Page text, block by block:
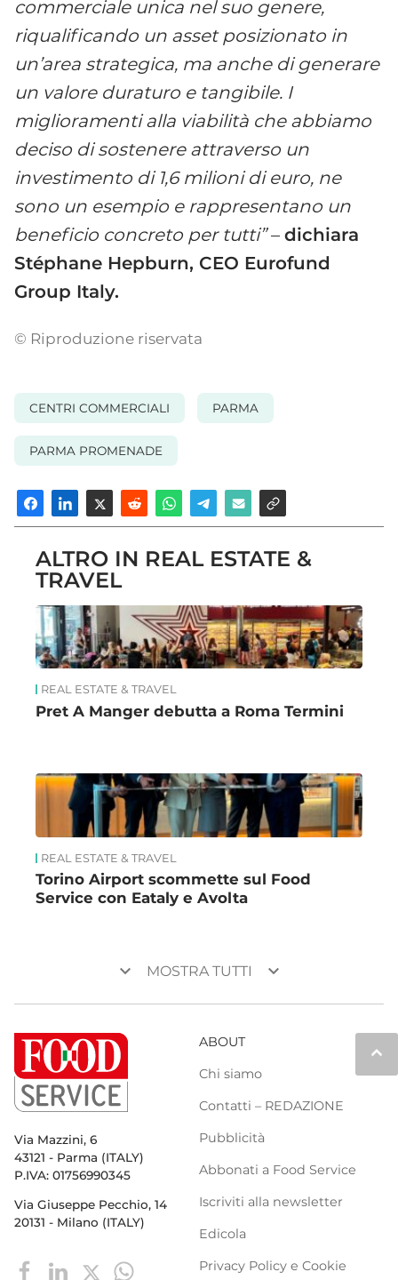
commerciale unica nel suo genere,
riqualificando un asset posizionato in
un’area strategica, ma anche di generare
un valore duraturo e tangibile. I
miglioramenti alla viabilità che abbiamo
deciso di sostenere attraverso un
investimento di 1,6 milioni di euro, ne
sono un esempio e rappresentano un
beneficio concreto per tutti”– dichiara
Stéphane Hepburn, CEO Eurofund
Group Italy.
© Riproduzione riservata
CENTRI COMMERCIALI PARMA
PARMA PROMENADE
ALTRO IN REAL ESTATE &
TRAVEL
REAL ESTATE & TRAVEL
Pret A Manger debutta a Roma Termini
REAL ESTATE & TRAVEL
Torino Airport scommette sul Food
Service con Eataly e Avolta
keyboard_arrow_down MOSTRA TUTTI keyboard_arrow_down
keyboard_arrow_up
Via Mazzini, 6
43121 - Parma (ITALY)
P.IVA: 01756990345
Via Giuseppe Pecchio, 14
20131 - Milano (ITALY)
ABOUT
Chi siamo
Contatti – REDAZIONE
Pubblicità
Abbonati a Food Service
Iscriviti alla newsletter
Edicola
Privacy Policy e Cookie